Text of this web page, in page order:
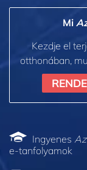
Mi
Kezdje el
otthonában,
Ingyenes
e-tanfolyamok